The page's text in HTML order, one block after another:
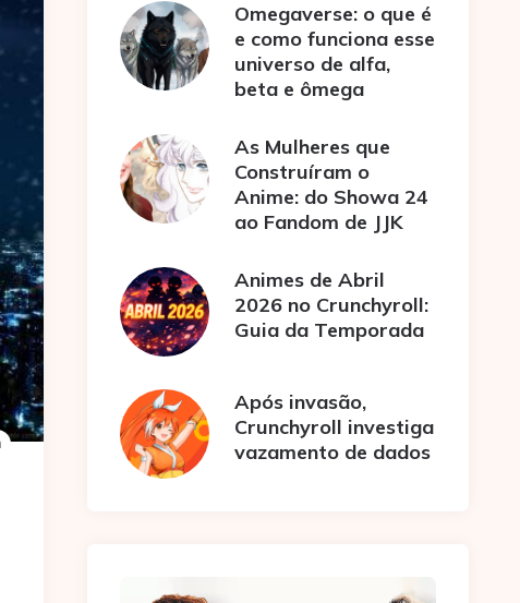
Omegaverse: o que é
e como funciona esse
universo de alfa,
beta e ômega
As Mulheres que
Construíram o
Anime: do Showa 24
ao Fandom de JJK
Animes de Abril
2026 no Crunchyroll:
Guia da Temporada
Após invasão,
Crunchyroll investiga
vazamento de dados